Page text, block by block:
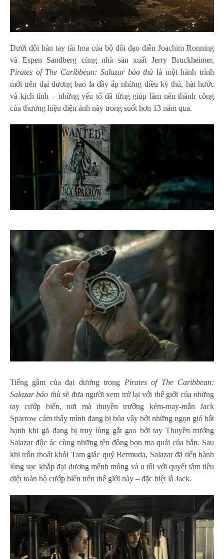
Dưới đôi bàn tay tài hoa của bộ đôi đạo diễn Joachim Ronning
và Espen Sandberg cùng nhà sản xuất Jerry Bruckheimer,
Pirates of The Caribbean: Salazar báo thù là một hành trình
mới trên đại dương bao la đầy ắp những điều kỳ thú, hài hước
và kịch tính – những yếu tố đã từng giúp làm nên thành công
của thương hiệu điện ảnh này trong suốt hơn 13 năm qua.
Tiếng gầm của đại dương trong Pirates of The Caribbean:
Salazar báo thùsẽ đưa người xem trở lại với thế giới của những
tay cướp biển, nơi mà thuyền trưởng kém-may-mắn Jack
Sparrow cảm thấy mình đang bị bủa vây bởi những ngọn gió bất
hạnh khi gã đang bị truy lùng gắt gao bởi tay Thuyền trưởng
Salazar độc ác cùng những tên đồng bọn ma quái của hắn. Sau
khi trốn thoát khỏi Tam giác quỷ Bermuda, Salazar đã tiến hành
lùng sục khắp đại dương mênh mông và u tối với quyết tâm tiêu
diệt toàn bộ cướp biển trên thế giới này – đặc biệt là Jack.